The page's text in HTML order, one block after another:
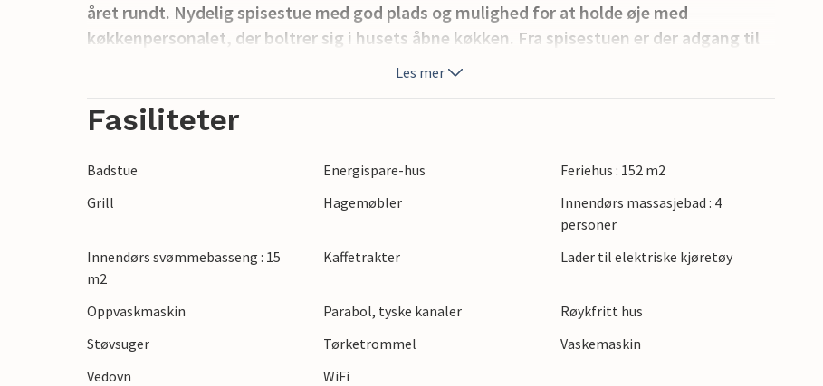
året rundt. Nydelig spisestue med god plads og mulighed for at holde øje med
køkkenpersonalet, der boltrer sig i husets åbne køkken. Fra spisestuen er der adgang til
en stor hems, der især er velegnet til børn. Den store afdeling med pool er husets hjerte
swimmingpool, ligesom I også har mulighed for at slappe af i det store spabad eller
gode havemøbler og grill, her kan ferien virkelig nydes i komfortable og naturskønne
Les mer
Fasiliteter
Badstue Energispare-hus
Feriehus : 152 m2
Grill
Hagemøbler
Innendørs massasjebad : 4
personer
Innendørs svømmebasseng : 15
m2
Kaffetrakter Lader til elektriske kjøretøy
Oppvaskmaskin Parabol, tyske kanaler
Røykfritt hus
Støvsuger
Tørketrommel
Vaskemaskin
Vedovn
WiFi